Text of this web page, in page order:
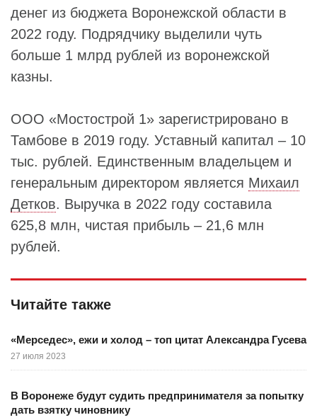
денег из бюджета Воронежской области в
2022 году. Подрядчику выделили чуть
больше 1 млрд рублей из воронежской
казны.
ООО «Мостострой 1» зарегистрировано в
Тамбове в 2019 году. Уставный капитал – 10
тыс. рублей. Единственным владельцем и
генеральным директором является Михаил
Детков. Выручка в 2022 году составила
625,8 млн, чистая прибыль – 21,6 млн
рублей.
Читайте также
«Мерседес», ежи и холод – топ цитат Александра Гусева
27 июля 2023
В Воронеже будут судить предпринимателя за попытку
дать взятку чиновнику